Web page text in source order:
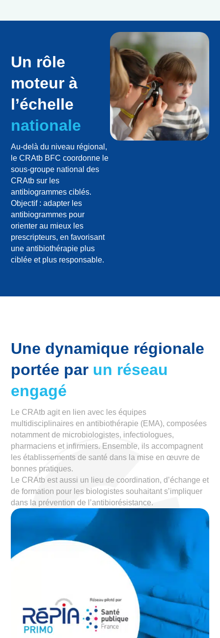
Un rôle
moteur à
l’échelle
nationale
Au-delà du niveau régional,
le CRAtb BFC coordonne le
sous-groupe national des
CRAtb sur les
antibiogrammes ciblés.
Objectif : adapter les
antibiogrammes pour
orienter au mieux les
prescripteurs, en favorisant
une antibiothérapie plus
ciblée et plus responsable.
Une dynamique régionale
portée par un réseau
engagé
Le CRAtb agit en lien avec les équipes
multidisciplinaires en antibiothérapie (EMA), composées
notamment de microbiologistes, infectiologues,
pharmaciens et infirmiers. Ensemble, ils accompagnent
les établissements de santé dans la mise en œuvre de
bonnes pratiques.
Le CRAtb est aussi un lieu de coordination, d’échange et
de formation pour les biologistes souhaitant s’impliquer
dans la prévention de l’antibiorésistance.